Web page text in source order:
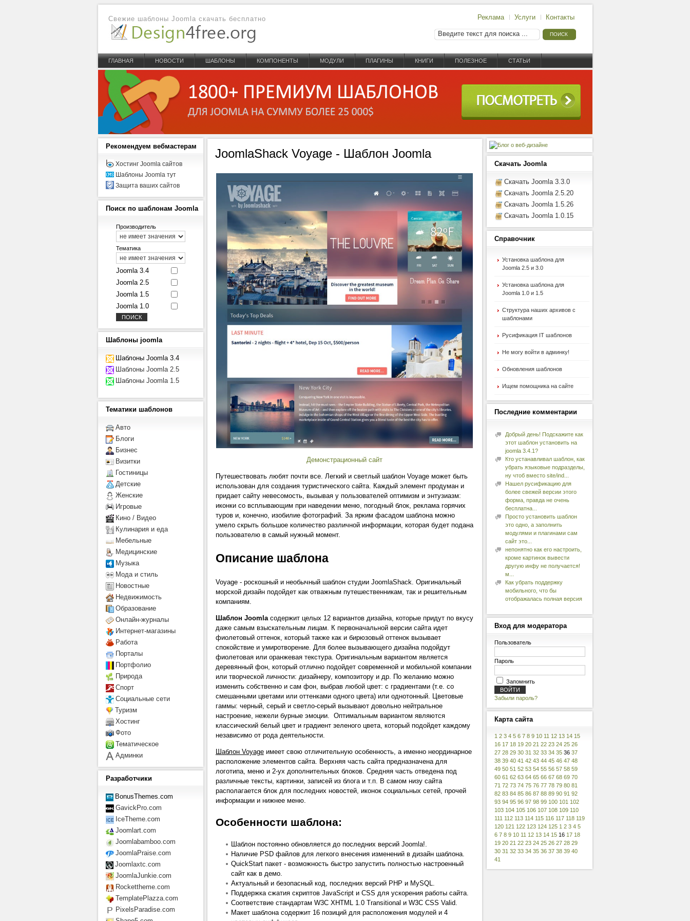
Свежие шаблоны Joomla скачать бесплатно Реклама Услуги Контакты
ГЛАВНАЯ НОВОСТИ ШАБЛОНЫ КОМПОНЕНТЫ МОДУЛИ ПЛАГИНЫ КНИГИ ПОЛЕЗНОЕ СТАТЬИ
JoomlaShack Voyage - Шаблон Joomla
Демонстрационный сайт
Путешествовать любят почти все. Легкий и светлый шаблон Voyage может быть
использован для создания туристического сайта. Каждый элемент продуман и
придает сайту невесомость, вызывая у пользователей оптимизм и энтузиазм:
иконки со всплывающим при наведении меню, погодный блок, реклама горячих
туров и, конечно, изобилие фотографий. За ярким фасадом шаблона можно
умело скрыть большое количество различной информации, которая будет подана
пользователю в самый нужный момент.
Описание шаблона
Voyage - роскошный и необычный шаблон студии JoomlaShack. Оригинальный
морской дизайн подойдет как отважным путешественникам, так и решительным
компаниям.
Шаблон Joomlaсодержит целых 12 вариантов дизайна, которые придут по вкусу
даже самым взыскательным лицам. К первоначальной версии сайта идет
фиолетовый оттенок, который также как и бирюзовый оттенок вызывает
спокойствие и умиротворение. Для более вызывающего дизайна подойдут
фиолетовая или оранжевая текстура. Оригинальным вариантом является
деревянный фон, который отлично подойдет современной и мобильной компании
или творческой личности: дизайнеру, композитору и др. По желанию можно
изменить собственно и сам фон, выбрав любой цвет: с градиентами (т.е. со
смешанными цветами или оттенками одного цвета) или однотонный. Цветовые
гаммы: черный, серый и светло-серый вызывают довольно нейтральное
настроение, нежели бурные эмоции. Оптимальным вариантом являются
классический белый цвет и градиент зеленого цвета, который подойдет каждому
независимо от рода деятельности.
Шаблон Voyageимеет свою отличительную особенность, а именно неординарное
расположение элементов сайта. Верхняя часть сайта предназначена для
логотипа, меню и 2-ух дополнительных блоков. Средняя часть отведена под
различные тексты, картинки, записей из блога и т.п. В самом низу сайта
располагается блок для последних новостей, иконок социальных сетей, прочей
информации и нижнее меню.
Особенности шаблона:
Шаблон постоянно обновляется до последних версий Joomla!.
Наличие PSD файлов для легкого внесения изменений в дизайн шаблона.
QuickStart пакет - возможность быстро запустить полностью настроенный
сайт как в демо.
Актуальный и безопасный код, последних версий PHP и MySQL.
Поддержка сжатия скриптов JavaScript и CSS для ускорения работы сайта.
Соответствие стандартам W3C XHTML 1.0 Transitional и W3C CSS Valid.
Макет шаблона содержит 16 позиций для расположения модулей и 4
Рекомендуем вебмастерам
Хостинг Joomla сайтов
Шаблоны Joomla тут
Защита ваших сайтов
Поиск по шаблонам Joomla
Производитель
Тематика
Joomla 3.4
Joomla 2.5
Joomla 1.5
Joomla 1.0
Шаблоны joomla
Шаблоны Joomla 3.4
Шаблоны Joomla 2.5
Шаблоны Joomla 1.5
Тематики шаблонов
Авто
Блоги
Бизнес
Визитки
Гостиницы
Детcкие
Женские
Игровые
Кино / Видео
Кулинария и еда
Мебельные
Медицинские
Музыка
Мода и стиль
Новостные
Недвижимость
Образование
Онлайн-журналы
Интернет-магазины
Работа
Порталы
Портфолио
Природа
Спорт
Социальные сети
Туризм
Хостинг
Фото
Тематическое
Админки
Разработчики
BonusThemes.com
GavickPro.com
IceTheme.com
Joomlart.com
Joomlabamboo.com
JoomlaPraise.com
Joomlaxtc.com
JoomlaJunkie.com
Rockettheme.com
TemplatePlazza.com
PixelsParadise.com
Скачать Joomla
Скачать Joomla 3.3.0
Скачать Joomla 2.5.20
Скачать Joomla 1.5.26
Скачать Joomla 1.0.15
Справочник
Установка шаблона для
Joomla 2.5 и 3.0
Установка шаблона для
Joomla 1.0 и 1.5
Структура наших архивов с
шаблонами
Русификация IT шаблонов
Не могу войти в админку!
Обновления шаблонов
Ищем помощника на сайте
Последниекомментарии
Добрый день! Подскажите как
этот шаблон установить на
joomla 3.4.1?
Кто устанавливал шаблон, как
убрать языковые подразделы,
ну чтоб вместо site/ind...
Нашел русификацию для
более свежей версии этого
форма, правда не очень
бесплатна...
Просто установить шаблон
это одно, а заполнить
модулями и плагинами сам
сайт это...
непонятно как его настроить,
кроме картинок вывести
другую инфу не получается!
м...
Как убрать поддержку
мобильного, что бы
отображалась полная версия
Входдля модератора
Пользователь
Пароль
Запомнить
Забыли пароль?
Картасайта
1 2 3 4 5 6 7 8 9 10 11 12 13 14 15
16 17 18 19 20 21 22 23 24 25 26
27 28 29 30 31 32 33 34 35 36 37
38 39 40 41 42 43 44 45 46 47 48
49 50 51 52 53 54 55 56 57 58 59
60 61 62 63 64 65 66 67 68 69 70
71 72 73 74 75 76 77 78 79 80 81
82 83 84 85 86 87 88 89 90 91 92
93 94 95 96 97 98 99 100 101 102
103 104 105 106 107 108 109 110
111 112 113 114 115 116 117 118 119
120 121 122 123 124 125 1 2 3 4 5
6 7 8 9 10 11 12 13 14 15 16 17 18
19 20 21 22 23 24 25 26 27 28 29
30 31 32 33 34 35 36 37 38 39 40
41